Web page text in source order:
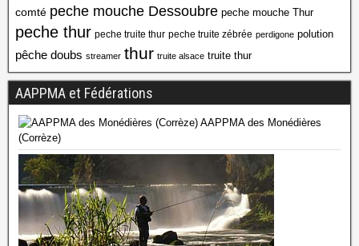
comté peche mouche Dessoubre peche mouche Thur
peche thur peche truite thur peche truite zébrée perdigone polution
pêche doubs streamer thur truite alsace truite thur
AAPPMA et Fédérations
AAPPMA des Monédières
(Corrèze)